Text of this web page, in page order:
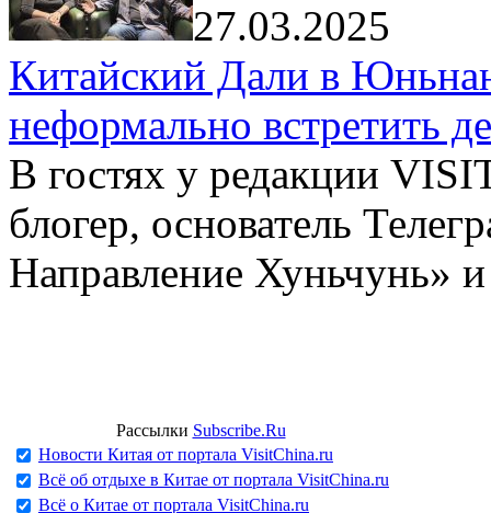
27.03.2025
Китайский Дали в
неформально встретить
В гостях у редакции
блогер, основатель
Направление Хуньчунь»
Рассылки Subscribe.Ru
Новости Китая от портала VisitChina.ru
Всё об отдыхе в Китае от портала VisitChina.ru
Всё о Китае от портала VisitChina.ru